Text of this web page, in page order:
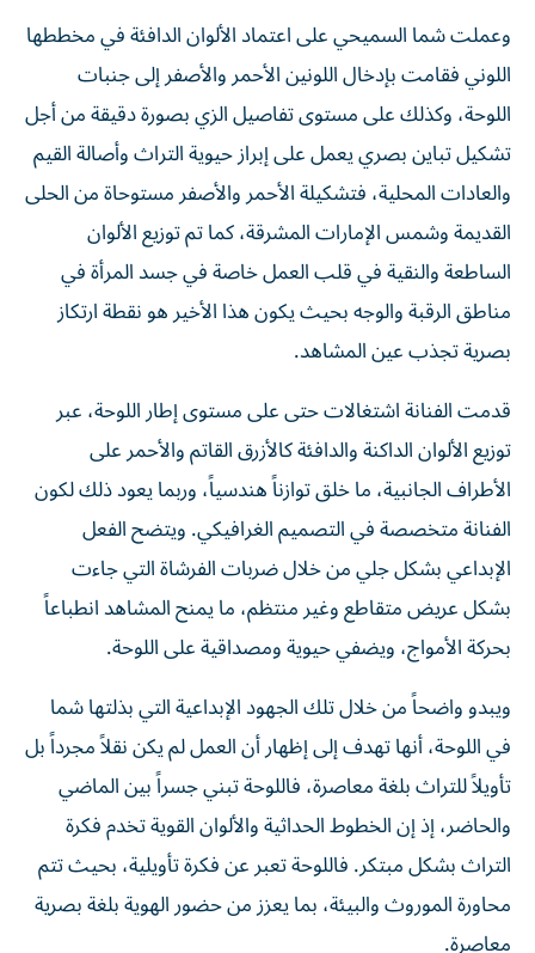
وعملت شما السميحي على اعتماد الألوان الدافئة في مخططها
اللوني فقامت بإدخال اللونين الأحمر والأصفر إلى جنبات
اللوحة، وكذلك على مستوى تفاصيل الزي بصورة دقيقة من أجل
تشكيل تباين بصري يعمل على إبراز حيوية التراث وأصالة القيم
والعادات المحلية، فتشكيلة الأحمر والأصفر مستوحاة من الحلى
القديمة وشمس الإمارات المشرقة، كما تم توزيع الألوان
الساطعة والنقية في قلب العمل خاصة في جسد المرأة في
مناطق الرقبة والوجه بحيث يكون هذا الأخير هو نقطة ارتكاز
بصرية تجذب عين المشاهد.
قدمت الفنانة اشتغالات حتى على مستوى إطار اللوحة، عبر
توزيع الألوان الداكنة والدافئة كالأزرق القاتم والأحمر على
الأطراف الجانبية، ما خلق توازناً هندسياً، وربما يعود ذلك لكون
الفنانة متخصصة في التصميم الغرافيكي. ويتضح الفعل
الإبداعي بشكل جلي من خلال ضربات الفرشاة التي جاءت
بشكل عريض متقاطع وغير منتظم، ما يمنح المشاهد انطباعاً
بحركة الأمواج، ويضفي حيوية ومصداقية على اللوحة.
ويبدو واضحاً من خلال تلك الجهود الإبداعية التي بذلتها شما
في اللوحة، أنها تهدف إلى إظهار أن العمل لم يكن نقلاً مجرداً بل
تأويلاً للتراث بلغة معاصرة، فاللوحة تبني جسراً بين الماضي
والحاضر، إذ إن الخطوط الحداثية والألوان القوية تخدم فكرة
التراث بشكل مبتكر. فاللوحة تعبر عن فكرة تأويلية، بحيث تتم
محاورة الموروث والبيئة، بما يعزز من حضور الهوية بلغة بصرية